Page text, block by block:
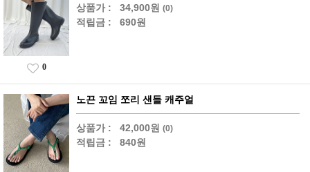
상품가 : 34,900원 (0)
적립금 : 690원
0
노끈 꼬임 쪼리 샌들 캐주얼
상품가 : 42,000원 (0)
적립금 : 840원